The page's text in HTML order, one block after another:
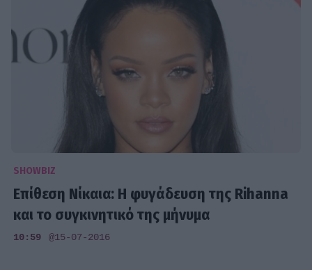
SHOWBIZ
Επίθεση Νίκαια: Η φυγάδευση της Rihanna
και το συγκινητικό της μήνυμα
10:59 @15-07-2016